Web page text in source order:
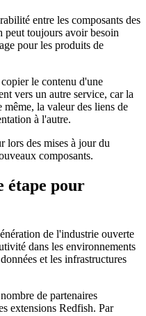
entre les composants des
peut toujours avoir besoin
pour les produits de
le contenu d'une
vers un autre service, car la
la valeur des liens de
à l'autre.
lors des mises à jour du
composants.
étape pour
de l'industrie ouverte
dans les environnements
et les infrastructures
de partenaires
extensions Redfish. Par